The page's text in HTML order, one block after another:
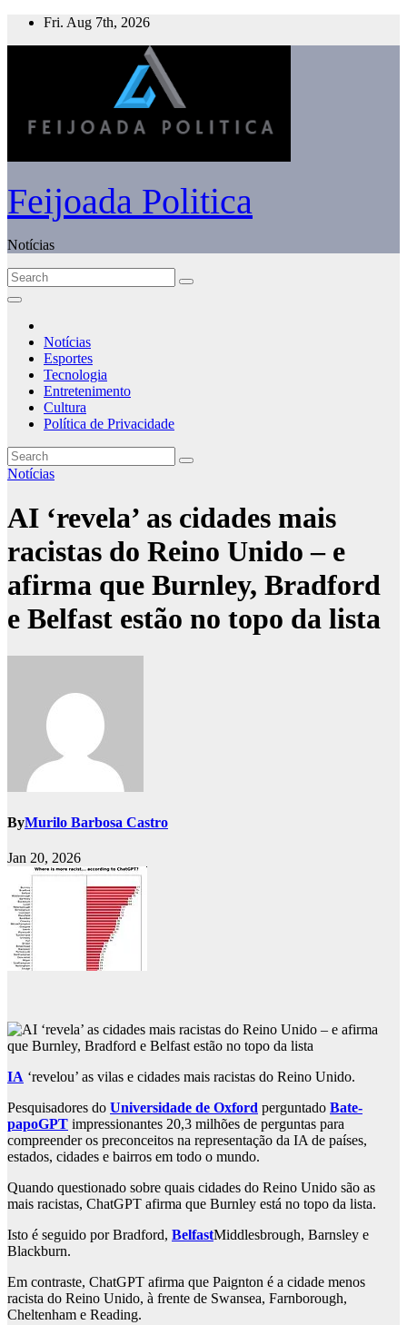
Skip
Fri. Aug 7th, 2026
Feijoada Politica
Notícias
Notícias
Esportes
Tecnologia
Entretenimento
Cultura
Política de Privacidade
Notícias
AI ‘revela’ as cidades mais
racistas do Reino Unido – e
afirma que Burnley, Bradford
e Belfast estão no topo da lista
ByMurilo Barbosa Castro
Jan 20, 2026
IA ‘revelou’ as vilas e cidades mais racistas do Reino Unido.
Pesquisadores do Universidade de Oxford perguntado Bate-
papoGPT impressionantes 20,3 milhões de perguntas para
compreender os preconceitos na representação da IA ​​de países,
estados, cidades e bairros em todo o mundo.
Quando questionado sobre quais cidades do Reino Unido são as
mais racistas, ChatGPT afirma que Burnley está no topo da lista.
Isto é seguido por Bradford, BelfastMiddlesbrough, Barnsley e
Blackburn.
Em contraste, ChatGPT afirma que Paignton é a cidade menos
racista do Reino Unido, à frente de Swansea, Farnborough,
Cheltenham e Reading.